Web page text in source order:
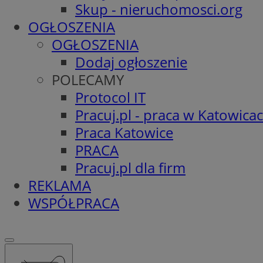
Skup - nieruchomosci.org
OGŁOSZENIA
OGŁOSZENIA
Dodaj ogłoszenie
POLECAMY
Protocol IT
Pracuj.pl - praca w
Praca Katowice
PRACA
Pracuj.pl dla firm
REKLAMA
WSPÓŁPRACA